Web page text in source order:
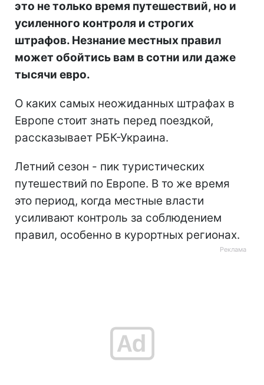
это не только время путешествий, но и
усиленного контроля и строгих
штрафов. Незнание местных правил
может обойтись вам в сотни или даже
тысячи евро.
О каких самых неожиданных штрафах в
Европе стоит знать перед поездкой,
рассказывает РБК-Украина.
Летний сезон - пик туристических
путешествий по Европе. В то же время
это период, когда местные власти
усиливают контроль за соблюдением
правил, особенно в курортных регионах.